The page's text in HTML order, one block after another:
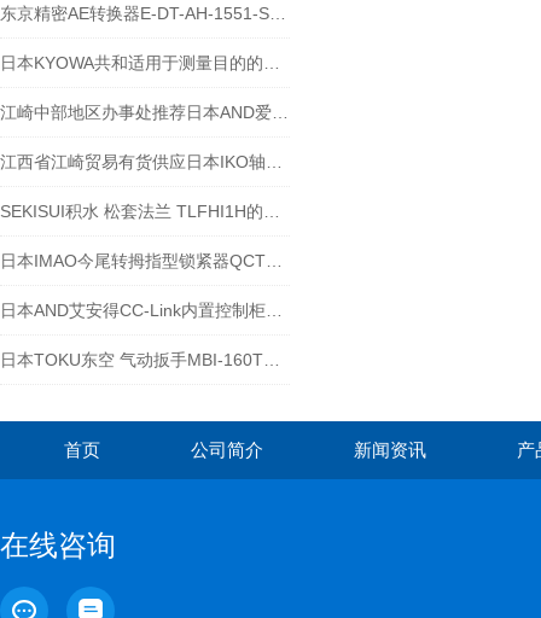
首页 公司简介 新闻资讯 产
在线咨询